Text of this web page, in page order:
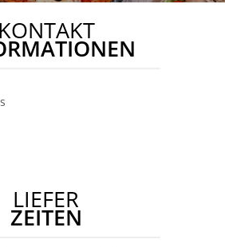
KONTAKT
LIEFER
ZEITEN